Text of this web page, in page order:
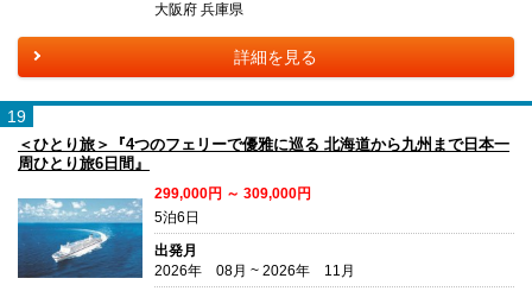
大阪府 兵庫県
詳細を見る
19
＜ひとり旅＞『4つのフェリーで優雅に巡る 北海道から九州まで日本一
周ひとり旅6日間』
299,000円 ～ 309,000円
5泊6日
出発月
2026年 08月 ~ 2026年 11月